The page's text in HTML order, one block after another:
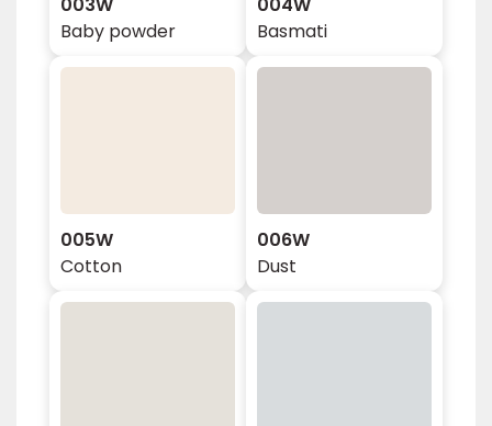
Baby powder
Basmati
005W
Cotton
006W
Dust